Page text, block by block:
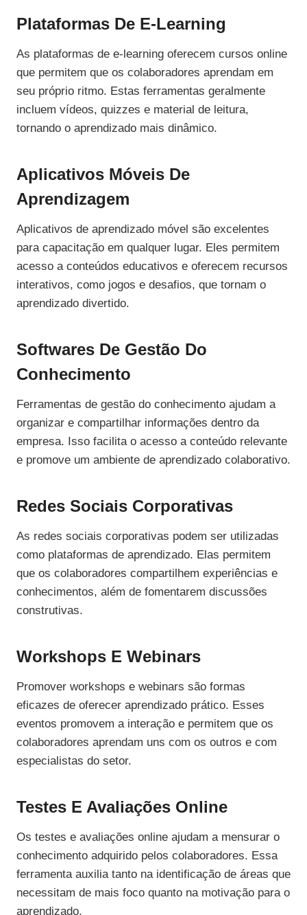
Plataformas De E-Learning
As plataformas de e-learning oferecem cursos online
que permitem que os colaboradores aprendam em
seu próprio ritmo. Estas ferramentas geralmente
incluem vídeos, quizzes e material de leitura,
tornando o aprendizado mais dinâmico.
Aplicativos Móveis De
Aprendizagem
Aplicativos de aprendizado móvel são excelentes
para capacitação em qualquer lugar. Eles permitem
acesso a conteúdos educativos e oferecem recursos
interativos, como jogos e desafios, que tornam o
aprendizado divertido.
Softwares De Gestão Do
Conhecimento
Ferramentas de gestão do conhecimento ajudam a
organizar e compartilhar informações dentro da
empresa. Isso facilita o acesso a conteúdo relevante
e promove um ambiente de aprendizado colaborativo.
Redes Sociais Corporativas
As redes sociais corporativas podem ser utilizadas
como plataformas de aprendizado. Elas permitem
que os colaboradores compartilhem experiências e
conhecimentos, além de fomentarem discussões
construtivas.
Workshops E Webinars
Promover workshops e webinars são formas
eficazes de oferecer aprendizado prático. Esses
eventos promovem a interação e permitem que os
colaboradores aprendam uns com os outros e com
especialistas do setor.
Testes E Avaliações Online
Os testes e avaliações online ajudam a mensurar o
conhecimento adquirido pelos colaboradores. Essa
ferramenta auxilia tanto na identificação de áreas que
necessitam de mais foco quanto na motivação para o
aprendizado.